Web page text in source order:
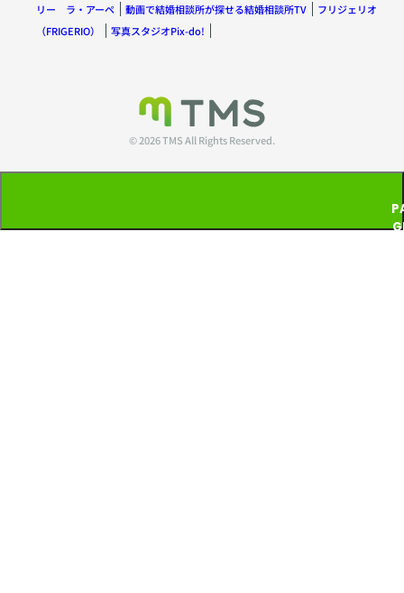
リー ラ・アーペ
動画で結婚相談所が探せる結婚相談所TV
フリジェリオ
（FRIGERIO）
写真スタジオPix-do!
© 2026 TMS All Rights Reserved.